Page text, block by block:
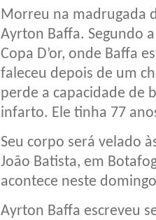
Morreu na madrugada
Ayrton Baffa. Segundo
Copa D’or, onde Baffa
faleceu depois de um
perde a capacidade de
infarto. Ele tinha 77
Seu corpo será velado
João Batista, em
acontece neste
Ayrton Baffa escreveu